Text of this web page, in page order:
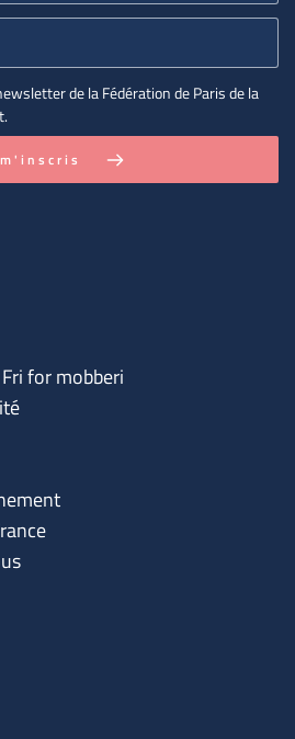
de la Fédération de Paris de la
for mobberi